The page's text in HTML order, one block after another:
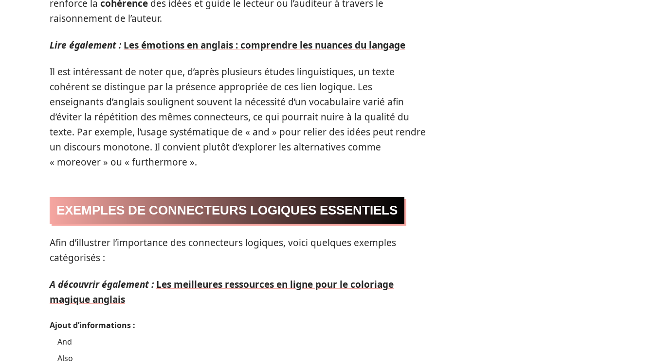
renforce la cohérence des idées et guide le lecteur ou l’auditeur à travers le
raisonnement de l’auteur.
Lire également : Les émotions en anglais : comprendre les nuances du langage
Il est intéressant de noter que, d’après plusieurs études linguistiques, un texte
cohérent se distingue par la présence appropriée de ces lien logique. Les
enseignants d’anglais soulignent souvent la nécessité d’un vocabulaire varié afin
d’éviter la répétition des mêmes connecteurs, ce qui pourrait nuire à la qualité du
texte. Par exemple, l’usage systématique de « and » pour relier des idées peut rendre
un discours monotone. Il convient plutôt d’explorer les alternatives comme
« moreover » ou « furthermore ».
EXEMPLES DE CONNECTEURS LOGIQUES ESSENTIELS
Afin d’illustrer l’importance des connecteurs logiques, voici quelques exemples
catégorisés :
A découvrir également : Les meilleures ressources en ligne pour le coloriage
magique anglais
Ajout d’informations :
And
Also